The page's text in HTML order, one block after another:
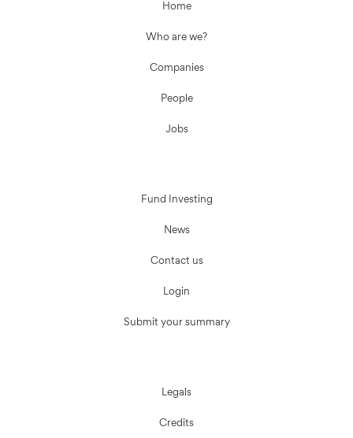
Home
Who are we?
Companies
People
Jobs
Fund Investing
News
Contact us
Login
Submit your summary
Legals
Credits